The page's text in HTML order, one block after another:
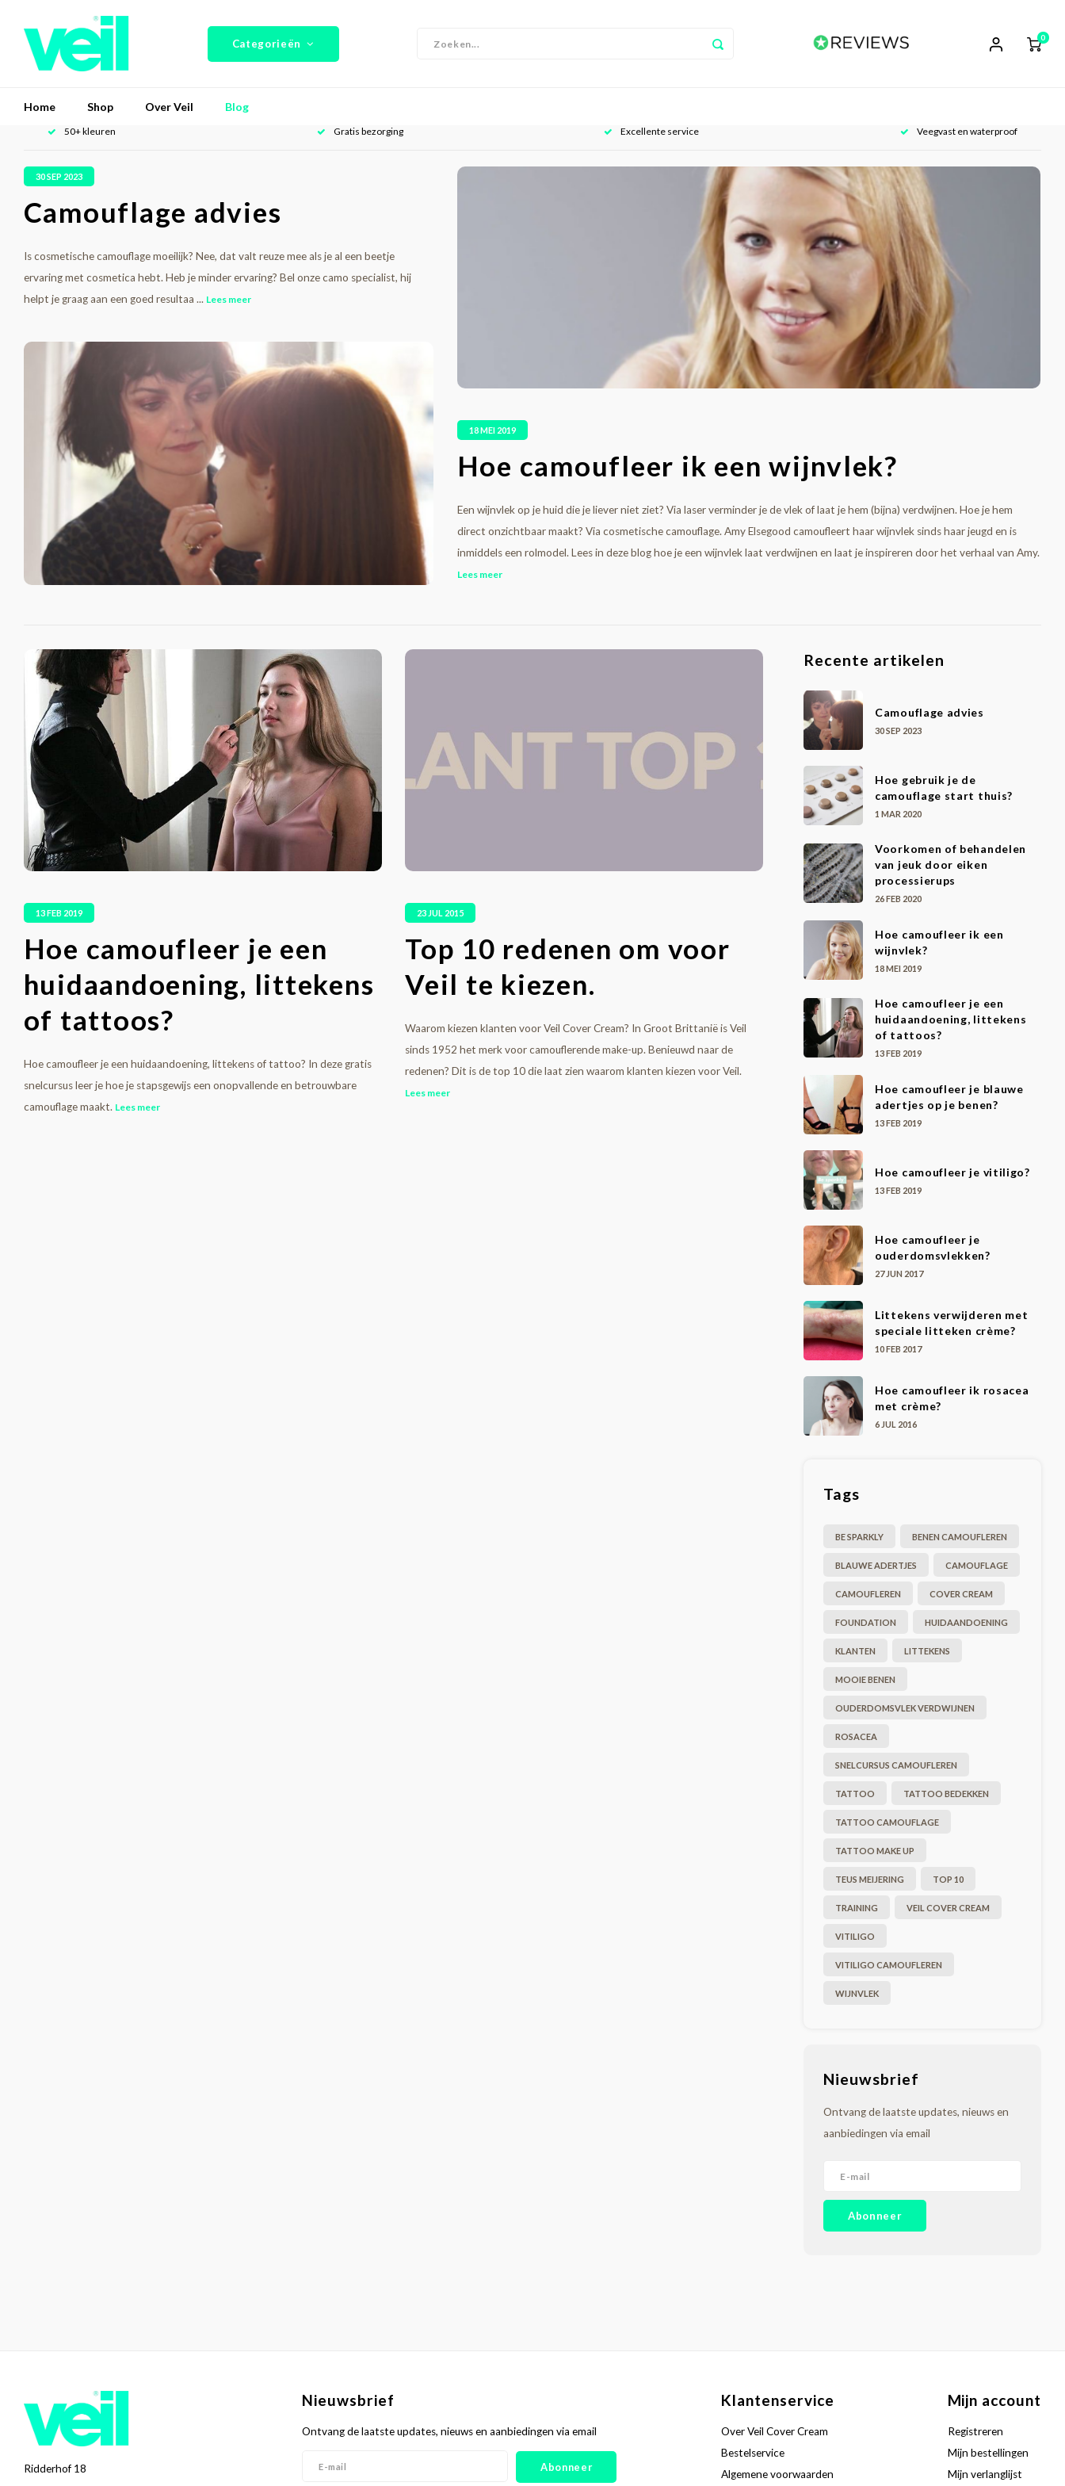
Categorieën
0
Home Shop Over Veil Blog
50+ kleuren Gratis bezorging Excellente service Veegvast en waterproof
30 SEP 2023
Camouflage advies
Is cosmetische camouflage moeilijk? Nee, dat valt reuze mee als je al een beetje
ervaring met cosmetica hebt. Heb je minder ervaring? Bel onze camo specialist, hij
helpt je graag aan een goed resultaa ... Lees meer
18 MEI 2019
Hoe camoufleer ik een wijnvlek?
Een wijnvlek op je huid die je liever niet ziet? Via laser verminder je de vlek of laat je hem (bijna) verdwijnen. Hoe je hem
direct onzichtbaar maakt? Via cosmetische camouflage. Amy Elsegood camoufleert haar wijnvlek sinds haar jeugd en is
inmiddels een rolmodel. Lees in deze blog hoe je een wijnvlek laat verdwijnen en laat je inspireren door het verhaal van Amy.
Lees meer
13 FEB 2019
Hoe camoufleer je een
huidaandoening, littekens
of tattoos?
Hoe camoufleer je een huidaandoening, littekens of tattoo? In deze gratis
snelcursus leer je hoe je stapsgewijs een onopvallende en betrouwbare
camouflage maakt. Lees meer
23 JUL 2015
Top 10 redenen om voor
Veil te kiezen.
Waarom kiezen klanten voor Veil Cover Cream? In Groot Brittanië is Veil
sinds 1952 het merk voor camouflerende make-up. Benieuwd naar de
redenen? Dit is de top 10 die laat zien waarom klanten kiezen voor Veil.
Lees meer
Recente artikelen
Camouflage advies
30 SEP 2023
Hoe gebruik je de
camouflage start thuis?
1 MAR 2020
Voorkomen of behandelen
van jeuk door eiken
processierups
26 FEB 2020
Hoe camoufleer ik een
wijnvlek?
18 MEI 2019
Hoe camoufleer je een
huidaandoening, littekens
of tattoos?
13 FEB 2019
Hoe camoufleer je blauwe
adertjes op je benen?
13 FEB 2019
Hoe camoufleer je vitiligo?
13 FEB 2019
Hoe camoufleer je
ouderdomsvlekken?
27 JUN 2017
Littekens verwijderen met
speciale litteken crème?
10 FEB 2017
Hoe camoufleer ik rosacea
met crème?
6 JUL 2016
Tags
BE SPARKLY BENEN CAMOUFLEREN
BLAUWE ADERTJES CAMOUFLAGE
CAMOUFLEREN COVER CREAM
FOUNDATION HUIDAANDOENING
KLANTEN LITTEKENS
MOOIE BENEN
OUDERDOMSVLEK VERDWIJNEN
ROSACEA
SNELCURSUS CAMOUFLEREN
TATTOO TATTOO BEDEKKEN
TATTOO CAMOUFLAGE
TATTOO MAKE UP
TEUS MEIJERING TOP 10
TRAINING VEIL COVER CREAM
VITILIGO
VITILIGO CAMOUFLEREN
WIJNVLEK
Nieuwsbrief
Ontvang de laatste updates, nieuws en
aanbiedingen via email
Abonneer
Ridderhof 18
Nieuwsbrief
Ontvang de laatste updates, nieuws en aanbiedingen via email
Abonneer
Klantenservice
Over Veil Cover Cream
Bestelservice
Algemene voorwaarden
Mijn account
Registreren
Mijn bestellingen
Mijn verlanglijst